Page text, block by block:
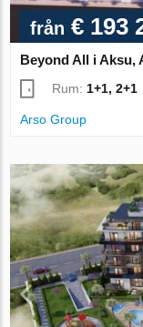
från € 193
Beyond All i Aksu,
Rum: 1+1, 2+1
Arso Group